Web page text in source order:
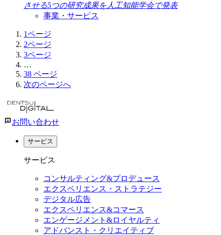
させる5つの研究成果を人工知能学会で発表
事業・サービス
1ページ
2ページ
3ページ
…
38 ページ
次のページへ
お問い合わせ
サービス
サービス
コンサルティング&プロデュース
エクスペリエンス・ストラテジー
デジタル広告
エクスペリエンス&コマース
エンゲージメント&ロイヤルティ
アドバンスト・クリエイティブ